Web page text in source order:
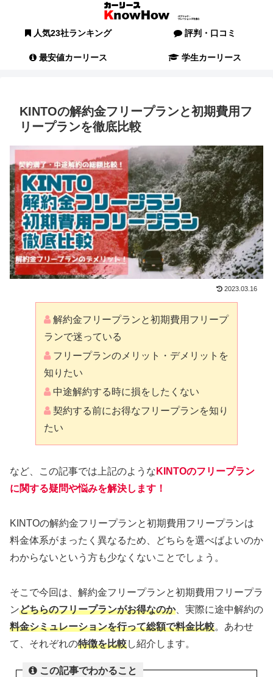
人気23社ランキング 評判・口コミ
最安値カーリース 学生カーリース
KINTOの解約金フリープランと初期費用フ
リープランを徹底比較
2023.03.16
解約金フリープランと初期費用フリープ
ランで迷っている
フリープランのメリット・デメリットを
知りたい
中途解約する時に損をしたくない
契約する前にお得なフリープランを知り
たい
など、この記事では上記のような KINTOのフリープラン
に関する疑問や悩みを解決します！
KINTOの解約金フリープランと初期費用フリープランは
料金体系がまったく異なるため、どちらを選べばよいのか
わからないという方も少なくないことでしょう。
そこで今回は、解約金フリープランと初期費用フリープラ
ンどちらのフリープランがお得なのか、実際に途中解約の
料金シミュレーションを行って総額で料金比較。あわせ
て、それぞれの特徴を比較し紹介します。
この記事でわかること